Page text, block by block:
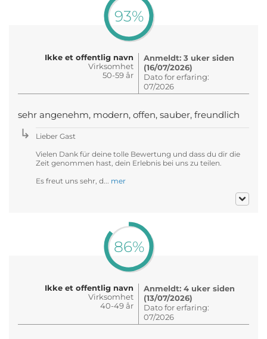
93%
Ikke et offentlig navn
Virksomhet
50-59 år
Anmeldt: 3 uker siden
(16/07/2026)
Dato for erfaring:
07/2026
sehr angenehm, modern, offen, sauber, freundlich
Lieber Gast
Vielen Dank für deine tolle Bewertung und dass du dir die
Zeit genommen hast, dein Erlebnis bei uns zu teilen.
Es freut uns sehr, d... mer
86%
Ikke et offentlig navn
Virksomhet
40-49 år
Anmeldt: 4 uker siden
(13/07/2026)
Dato for erfaring:
07/2026